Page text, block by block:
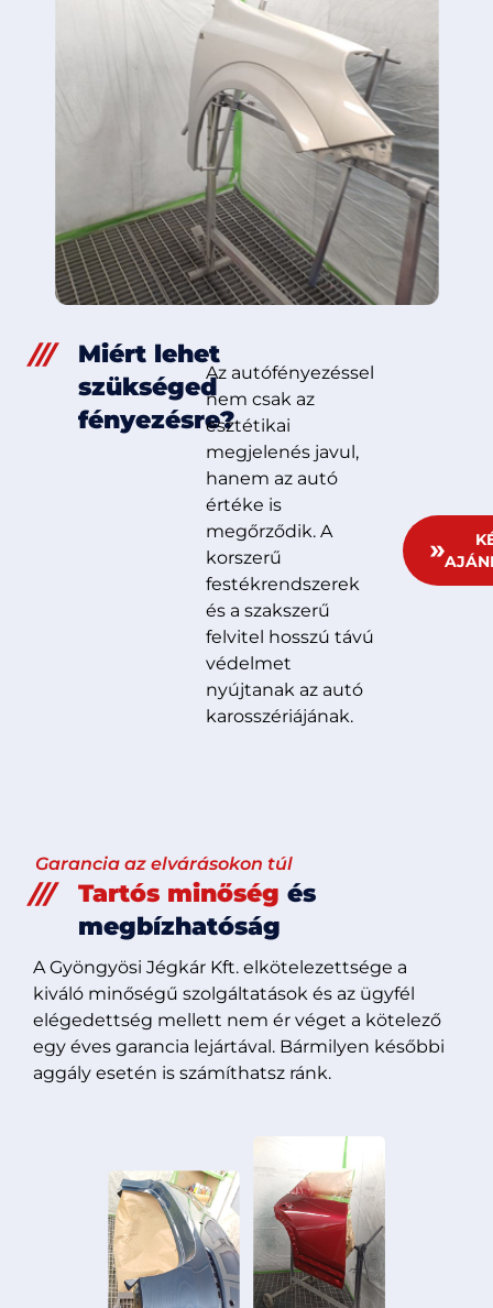
Miért lehet
szükséged
fényezésre?
Az autófényezéssel
nem csak az
esztétikai
megjelenés javul,
hanem az autó
értéke is
megőrződik. A
korszerű
festékrendszerek
és a szakszerű
felvitel hosszú távú
védelmet
nyújtanak az autó
karosszériájának.
Garancia az elvárásokon túl
Tartós minőség és
megbízhatóság
A Gyöngyösi Jégkár Kft. elkötelezettsége a
kiváló minőségű szolgáltatások és az ügyfél
elégedettség mellett nem ér véget a kötelező
egy éves garancia lejártával. Bármilyen későbbi
aggály esetén is számíthatsz ránk.